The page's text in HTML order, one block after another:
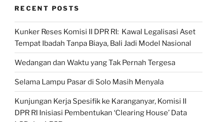
RECENT POSTS
Kunker Reses Komisi II DPR RI: Kawal Legalisasi Aset
Tempat Ibadah Tanpa Biaya, Bali Jadi Model Nasional
Wedangan dan Waktu yang Tak Pernah Tergesa
Selama Lampu Pasar di Solo Masih Menyala
Kunjungan Kerja Spesifik ke Karanganyar, Komisi II
DPR RI Inisiasi Pembentukan ‘Clearing House’ Data